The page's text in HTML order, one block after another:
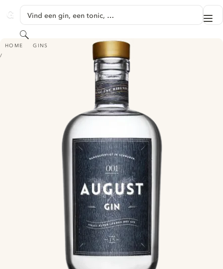
GINVENTORY
Vind een gin, een tonic, …
Zoeken
HOME GINS
AUGUST GIN